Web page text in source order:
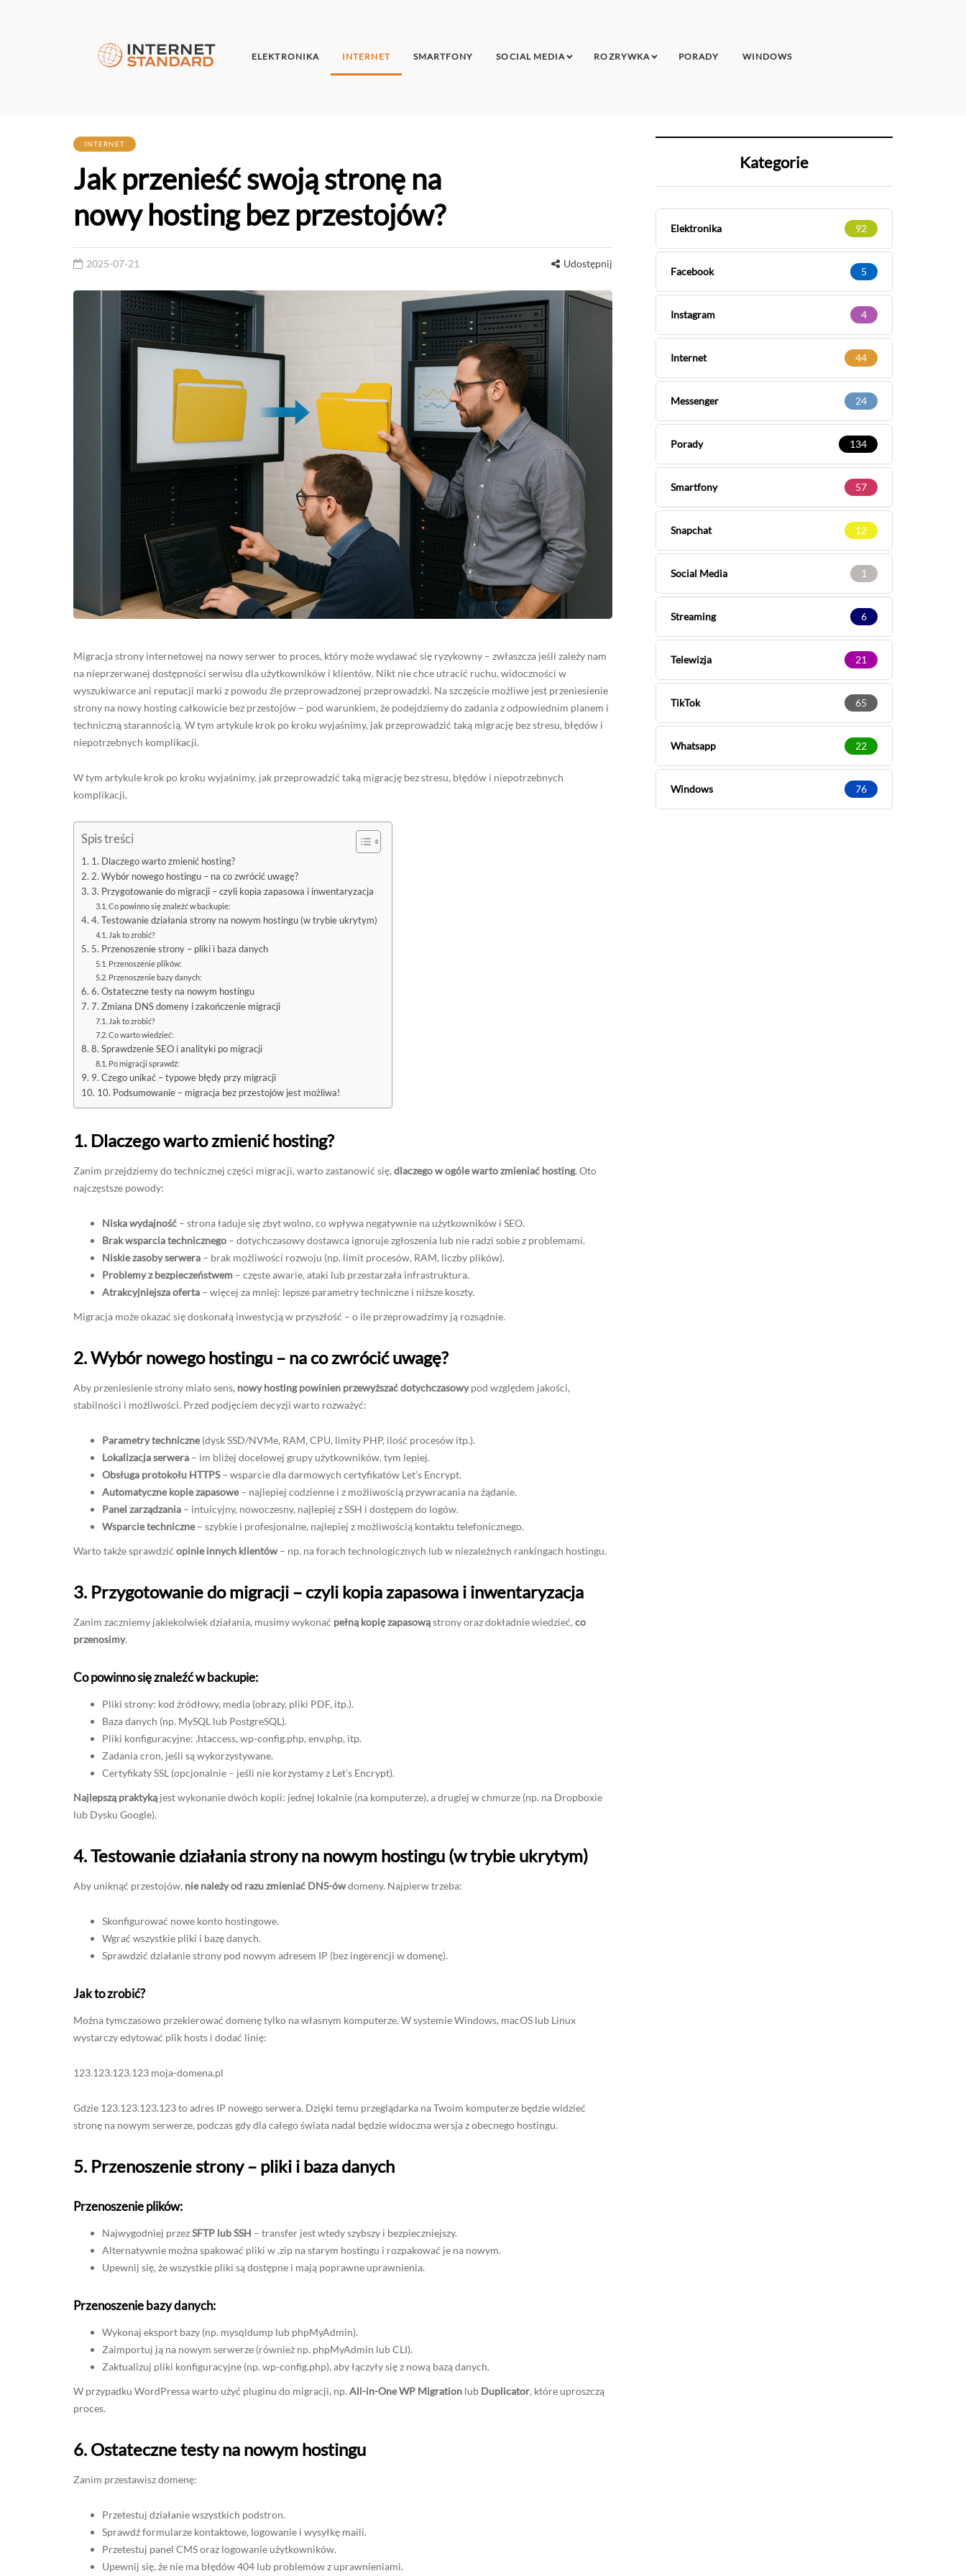
ELEKTRONIKA INTERNET SMARTFONY SOCIAL MEDIA ROZRYWKA PORADY WINDOWS
INTERNET
Jak przenieść swoją stronę na
nowy hosting bez przestojów?
2025-07-21 Udostępnij
Migracja strony internetowej na nowy serwer to proces, który może wydawać się ryzykowny – zwłaszcza jeśli zależy nam
na nieprzerwanej dostępności serwisu dla użytkowników i klientów. Nikt nie chce utracić ruchu, widoczności w
wyszukiwarce ani reputacji marki z powodu źle przeprowadzonej przeprowadzki. Na szczęście możliwe jest przeniesienie
strony na nowy hosting całkowicie bez przestojów – pod warunkiem, że podejdziemy do zadania z odpowiednim planem i
techniczną starannością. W tym artykule krok po kroku wyjaśnimy, jak przeprowadzić taką migrację bez stresu, błędów i
niepotrzebnych komplikacji.
W tym artykule krok po kroku wyjaśnimy, jak przeprowadzić taką migrację bez stresu, błędów i niepotrzebnych
komplikacji.
Spis treści
1. Dlaczego warto zmienić hosting?
2. Wybór nowego hostingu – na co zwrócić uwagę?
3. Przygotowanie do migracji – czyli kopia zapasowa i inwentaryzacja
Co powinno się znaleźć w backupie:
4. Testowanie działania strony na nowym hostingu (w trybie ukrytym)
Jak to zrobić?
5. Przenoszenie strony – pliki i baza danych
Przenoszenie plików:
Przenoszenie bazy danych:
6. Ostateczne testy na nowym hostingu
7. Zmiana DNS domeny i zakończenie migracji
Jak to zrobić?
Co warto wiedzieć:
8. Sprawdzenie SEO i analityki po migracji
Po migracji sprawdź:
9. Czego unikać – typowe błędy przy migracji
10. Podsumowanie – migracja bez przestojów jest możliwa!
1. Dlaczego warto zmienić hosting?
Zanim przejdziemy do technicznej części migracji, warto zastanowić się, dlaczego w ogóle warto zmieniać hosting. Oto
najczęstsze powody:
Niska wydajność – strona ładuje się zbyt wolno, co wpływa negatywnie na użytkowników i SEO.
Brak wsparcia technicznego – dotychczasowy dostawca ignoruje zgłoszenia lub nie radzi sobie z problemami.
Niskie zasoby serwera – brak możliwości rozwoju (np. limit procesów, RAM, liczby plików).
Problemy z bezpieczeństwem – częste awarie, ataki lub przestarzała infrastruktura.
Atrakcyjniejsza oferta – więcej za mniej: lepsze parametry techniczne i niższe koszty.
Migracja może okazać się doskonałą inwestycją w przyszłość – o ile przeprowadzimy ją rozsądnie.
2. Wybór nowego hostingu – na co zwrócić uwagę?
Aby przeniesienie strony miało sens, nowy hosting powinien przewyższać dotychczasowypod względem jakości,
stabilności i możliwości. Przed podjęciem decyzji warto rozważyć:
Parametry techniczne(dysk SSD/NVMe, RAM, CPU, limity PHP, ilość procesów itp.).
Lokalizacja serwera – im bliżej docelowej grupy użytkowników, tym lepiej.
Obsługa protokołu HTTPS– wsparcie dla darmowych certyfikatów Let’s Encrypt.
Automatyczne kopie zapasowe– najlepiej codzienne i z możliwością przywracania na żądanie.
Panel zarządzania – intuicyjny, nowoczesny, najlepiej z SSH i dostępem do logów.
Wsparcie techniczne– szybkie i profesjonalne, najlepiej z możliwością kontaktu telefonicznego.
Warto także sprawdzić opinie innych klientów – np. na forach technologicznych lub w niezależnych rankingach hostingu.
3. Przygotowanie do migracji – czyli kopia zapasowa i inwentaryzacja
Zanim zaczniemy jakiekolwiek działania, musimy wykonać pełną kopię zapasowąstrony oraz dokładnie wiedzieć, co
przenosimy.
Co powinno się znaleźć w backupie:
Pliki strony: kod źródłowy, media (obrazy, pliki PDF, itp.).
Baza danych (np. MySQL lub PostgreSQL).
Pliki konfiguracyjne: .htaccess, wp-config.php, env.php, itp.
Zadania cron, jeśli są wykorzystywane.
Certyfikaty SSL (opcjonalnie – jeśli nie korzystamy z Let’s Encrypt).
Najlepszą praktyką jest wykonanie dwóch kopii: jednej lokalnie (na komputerze), a drugiej w chmurze (np. na Dropboxie
lub Dysku Google).
4. Testowanie działania strony na nowym hostingu (w trybie ukrytym)
Aby uniknąć przestojów, nie należy od razu zmieniać DNS-ówdomeny. Najpierw trzeba:
Skonfigurować nowe konto hostingowe.
Wgrać wszystkie pliki i bazę danych.
Sprawdzić działanie strony pod nowym adresem IP (bez ingerencji w domenę).
Jak to zrobić?
Można tymczasowo przekierować domenę tylko na własnym komputerze. W systemie Windows, macOS lub Linux
wystarczy edytować plik hosts i dodać linię:
123.123.123.123 moja-domena.pl
Gdzie 123.123.123.123 to adres IP nowego serwera. Dzięki temu przeglądarka na Twoim komputerze będzie widzieć
stronę na nowym serwerze, podczas gdy dla całego świata nadal będzie widoczna wersja z obecnego hostingu.
5. Przenoszenie strony – pliki i baza danych
Przenoszenie plików:
Najwygodniej przezSFTP lub SSH – transfer jest wtedy szybszy i bezpieczniejszy.
Alternatywnie można spakować pliki w .zip na starym hostingu i rozpakować je na nowym.
Upewnij się, że wszystkie pliki są dostępne i mają poprawne uprawnienia.
Przenoszenie bazy danych:
Wykonaj eksport bazy (np. mysqldump lub phpMyAdmin).
Zaimportuj ją na nowym serwerze (również np. phpMyAdmin lub CLI).
Zaktualizuj pliki konfiguracyjne (np. wp-config.php), aby łączyły się z nową bazą danych.
W przypadku WordPressa warto użyć pluginu do migracji, np. All-in-One WP Migration lub Duplicator, które uproszczą
proces.
6. Ostateczne testy na nowym hostingu
Zanim przestawisz domenę:
Przetestuj działanie wszystkich podstron.
Sprawdź formularze kontaktowe, logowanie i wysyłkę maili.
Przetestuj panel CMS oraz logowanie użytkowników.
Upewnij się, że nie ma błędów 404 lub problemów z uprawnieniami.
Kategorie
Elektronika 92
Facebook 5
Instagram 4
Internet 44
Messenger 24
Porady 134
Smartfony 57
Snapchat 12
Social Media 1
Streaming 6
Telewizja 21
TikTok 65
Whatsapp 22
Windows 76